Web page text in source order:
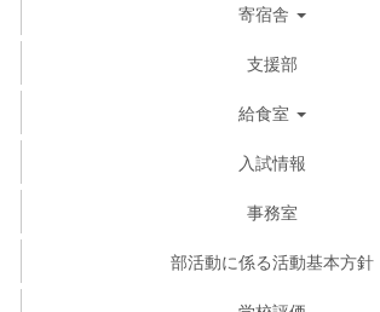
寄宿舎
支援部
給食室
入試情報
事務室
部活動に係る活動基本方針